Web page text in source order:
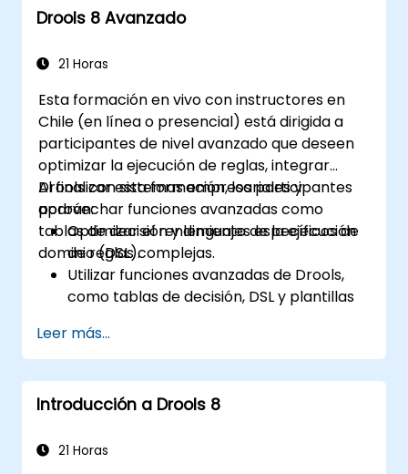
Drools 8 Avanzado
21 Horas
Esta formación en vivo con instructores en
Chile (en línea o presencial) está dirigida a
participantes de nivel avanzado que deseen
optimizar la ejecución de reglas, integrar
Drools con sistemas empresariales y
aprovechar funciones avanzadas como
tablas de decisión y lenguajes específicos de
dominio (DSL).
Al finalizar esta formación, los participantes
podrán:
Optimizar el rendimiento de la ejecución
de reglas complejas.
Utilizar funciones avanzadas de Drools,
como tablas de decisión, DSL y plantillas
Integrar Drools sin problemas con
aplicaciones empresariales y sistemas
externos.
Implementar mecanismos robustos de
el desarrollo de reglas.
Leer más...
Introducción a Drools 8
21 Horas